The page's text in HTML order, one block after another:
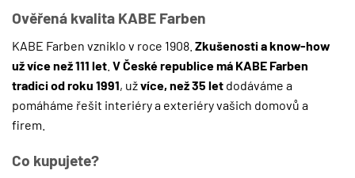
Ověřená kvalita KABE Farben
KABE Farben vzniklo v roce 1908. Zkušenosti a know-how
už více než 111 let V České republice má KABE Farben
tradici od roku 1991, užvíce, než 35 let dodáváme a
pomáháme řešit interiéry a exteriéry vašich domovů a
firem.
Co kupujete?